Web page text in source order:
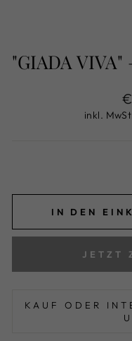
"GIADA VIVA"
inkl.
IN DEN
JETZT
KAUF ODER